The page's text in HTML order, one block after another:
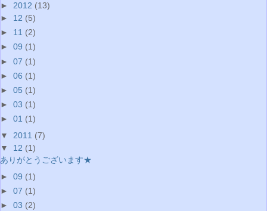
► 2012 (13)
► 12 (5)
► 11 (2)
► 09 (1)
► 07 (1)
► 06 (1)
► 05 (1)
► 03 (1)
► 01 (1)
▼ 2011 (7)
▼ 12 (1)
ありがとうございます★
► 09 (1)
► 07 (1)
► 03 (2)